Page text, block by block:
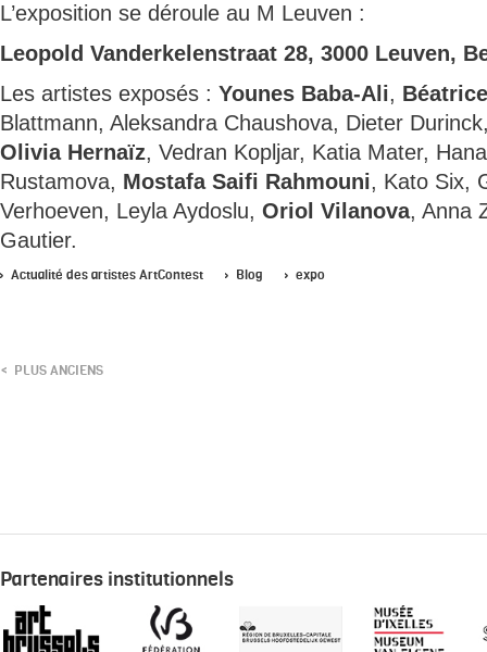
L’exposition se déroule au M Leuven :
Leopold Vanderkelenstraat 28, 3000 Leuven,
Les artistes exposés : Younes Baba-Ali,
Blattmann, Aleksandra Chaushova, Dieter
Olivia Hernaïz, Vedran Kopljar, Katia Mater,
Rustamova, Mostafa Saifi Rahmouni, Kato Six,
Verhoeven, Leyla Aydoslu, Oriol Vilanova, Anna
Gautier.
Actualité des artistes ArtContest Blog expo
PLUS ANCIENS
Partenaires institutionnels